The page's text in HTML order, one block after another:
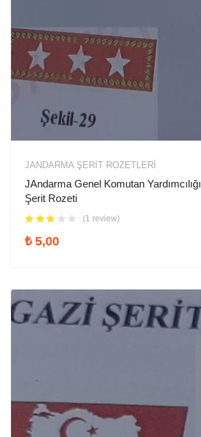
JANDARMA ŞERIT ROZETLERI
JAndarma Genel Komutan Yardımcılığı
Şerit Rozeti
(1 review)
₺5,00